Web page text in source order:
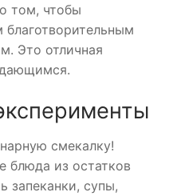
том, чтобы
Это отличная
смекалку!
блюда из остатков
запеканки, супы,